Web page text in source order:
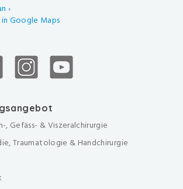
›
Google Maps
, Gefäss- & Viszeralchirurgie
Traumatologie & Handchirurgie